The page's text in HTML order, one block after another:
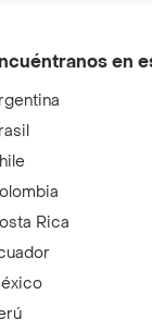
en
Rica